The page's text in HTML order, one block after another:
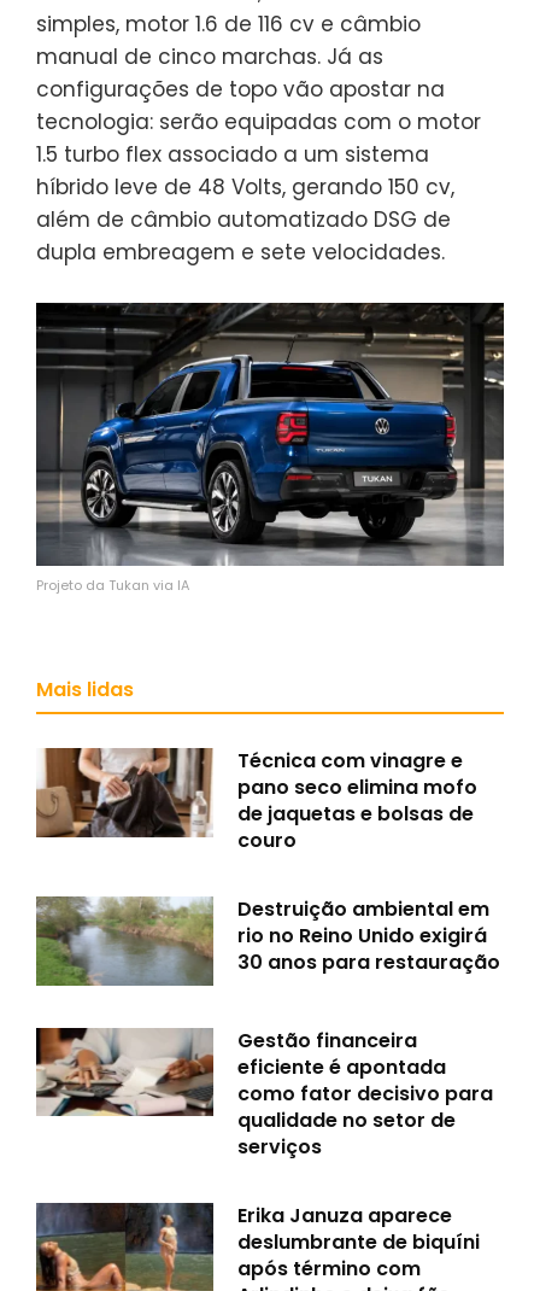
simples, motor 1.6 de 116 cv e câmbio
manual de cinco marchas. Já as
configurações de topo vão apostar na
tecnologia: serão equipadas com o motor
1.5 turbo flex associado a um sistema
híbrido leve de 48 Volts, gerando 150 cv,
além de câmbio automatizado DSG de
dupla embreagem e sete velocidades.
Projeto da Tukan via IA
Mais lidas
Técnica com vinagre e
pano seco elimina mofo
de jaquetas e bolsas de
couro
Destruição ambiental em
rio no Reino Unido exigirá
30 anos para restauração
Gestão financeira
eficiente é apontada
como fator decisivo para
qualidade no setor de
serviços
Erika Januza aparece
deslumbrante de biquíni
após término com